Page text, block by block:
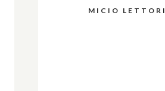
MICIO LETTORI